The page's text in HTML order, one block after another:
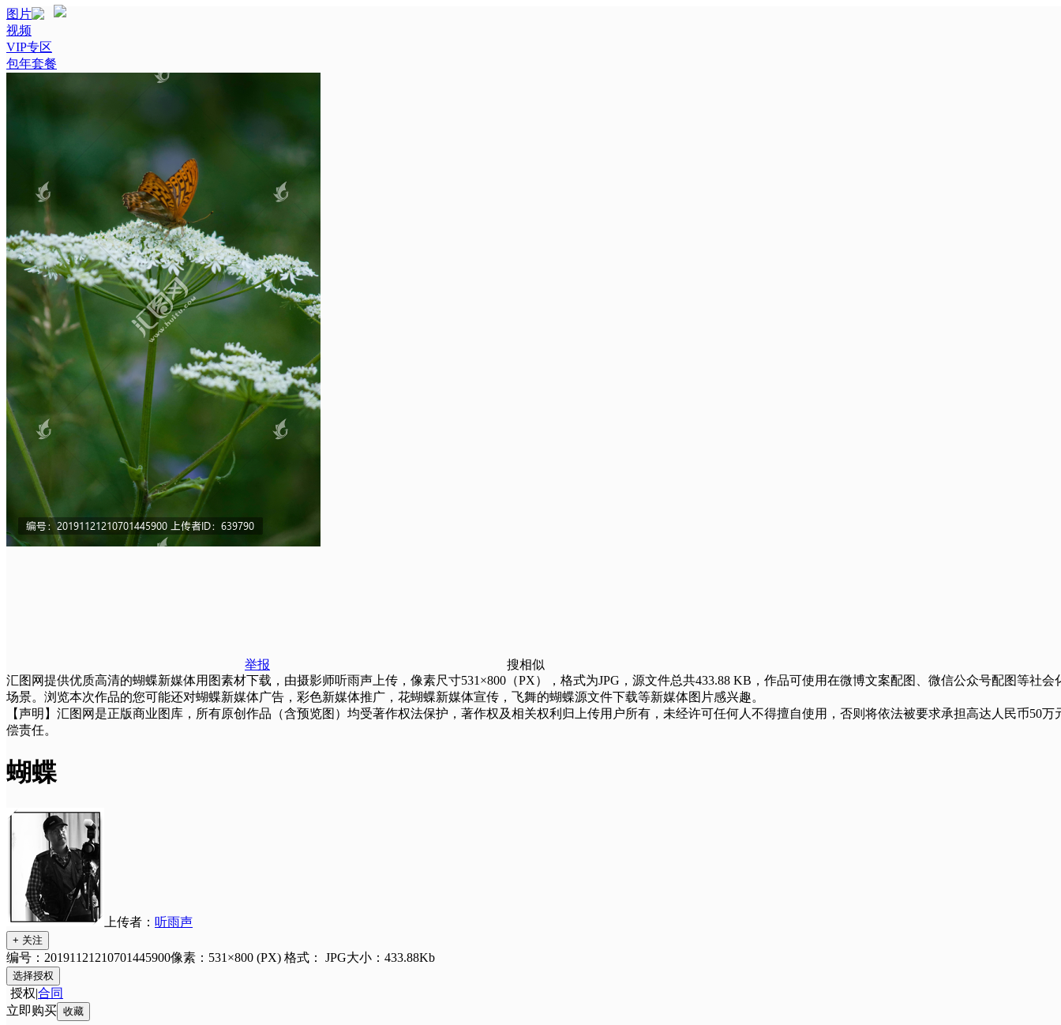
图片
视频
VIP专区
包年套餐
举报
搜相似
汇图网提供优质高清的蝴蝶新媒体用图素材下载，由摄影师听雨声上传，像素尺寸531×800（PX），格式为JPG，源文件总共433.88 KB，作品可使用在微博文案配图、微信公众号配图等社会
场景。浏览本次作品的您可能还对蝴蝶新媒体广告，彩色新媒体推广，花蝴蝶新媒体宣传，飞舞的蝴蝶源文件下载等新媒体图片感兴趣。
【声明】汇图网是正版商业图库，所有原创作品（含预览图）均受著作权法保护，著作权及相关权利归上传用户所有，未经许可任何人不得擅自使用，否则将依法被要求承担高达人民币50万
偿责任。
蝴蝶
上传者： 听雨声
+ 关注
编号：20191121210701445900像素：531×800 (PX) 格式： JPG大小：433.88Kb
选择授权
授权|合同
立即购买 收藏